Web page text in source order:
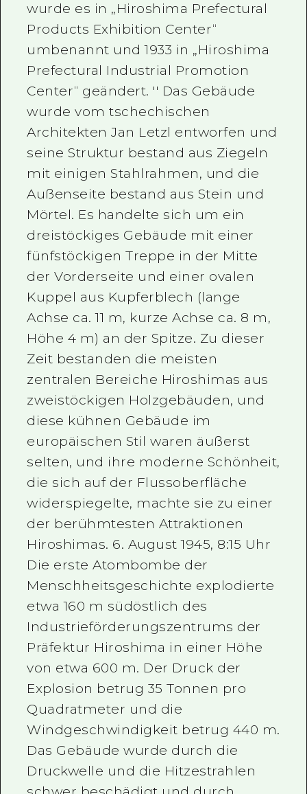
wurde es in „Hiroshima Prefectural
Products Exhibition Center“
umbenannt und 1933 in „Hiroshima
Prefectural Industrial Promotion
Center“ geändert. '' Das Gebäude
wurde vom tschechischen
Architekten Jan Letzl entworfen und
seine Struktur bestand aus Ziegeln
mit einigen Stahlrahmen, und die
Außenseite bestand aus Stein und
Mörtel. Es handelte sich um ein
dreistöckiges Gebäude mit einer
fünfstöckigen Treppe in der Mitte
der Vorderseite und einer ovalen
Kuppel aus Kupferblech (lange
Achse ca. 11 m, kurze Achse ca. 8 m,
Höhe 4 m) an der Spitze. Zu dieser
Zeit bestanden die meisten
zentralen Bereiche Hiroshimas aus
zweistöckigen Holzgebäuden, und
diese kühnen Gebäude im
europäischen Stil waren äußerst
selten, und ihre moderne Schönheit,
die sich auf der Flussoberfläche
widerspiegelte, machte sie zu einer
der berühmtesten Attraktionen
Hiroshimas. 6. August 1945, 8:15 Uhr
Die erste Atombombe der
Menschheitsgeschichte explodierte
etwa 160 m südöstlich des
Industrieförderungszentrums der
Präfektur Hiroshima in einer Höhe
von etwa 600 m. Der Druck der
Explosion betrug 35 Tonnen pro
Quadratmeter und die
Windgeschwindigkeit betrug 440 m.
Das Gebäude wurde durch die
Druckwelle und die Hitzestrahlen